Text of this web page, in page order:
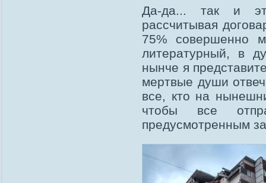
Да-да... так и
рассчитывая
75% совершенно
литературный, в
нынче я
мертвые души
все, кто на
чтобы все
предусмотренным